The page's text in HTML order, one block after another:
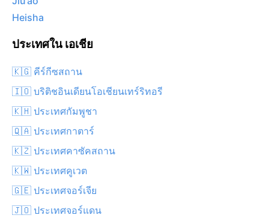
Heisha
ประเทศใน เอเชีย
🇰🇬 คีร์กีซสถาน
🇮🇴 บริติชอินเดียนโอเชียนเทร์ริทอรี
🇰🇭 ประเทศกัมพูชา
🇶🇦 ประเทศกาตาร์
🇰🇿 ประเทศคาซัคสถาน
🇰🇼 ประเทศคูเวต
🇬🇪 ประเทศจอร์เจีย
🇯🇴 ประเทศจอร์แดน